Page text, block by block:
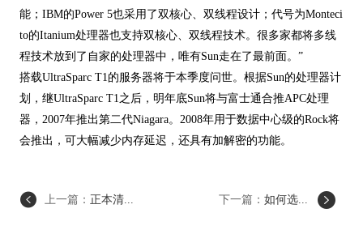
能；IBM的Power 5也采用了双核心、双线程设计；代号为Monteci
to的Itanium处理器也支持双核心、双线程技术。很多家都将多线
程技术放到了自家的处理器中，唯有Sun走在了最前面。”
搭载UltraSparc T1的服务器将于本季度问世。根据Sun的处理器计
划，继UltraSparc T1之后，明年底Sun将与富士通合推APC处理
器，2007年推出第二代Niagara。2008年用于数据中心级的Rock将
会推出，可大幅减少内存延迟，还具有加解密的功能。
上一篇： 正本清... 下一篇：如何选...